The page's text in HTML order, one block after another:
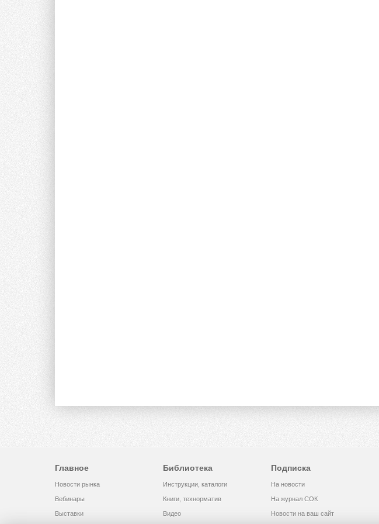
Главное
Новости рынка
Вебинары
Выставки
Библиотека
Инструкции, каталоги
Книги, технорматив
Видео
Подписка
На новости
На журнал СОК
Новости на ваш сайт